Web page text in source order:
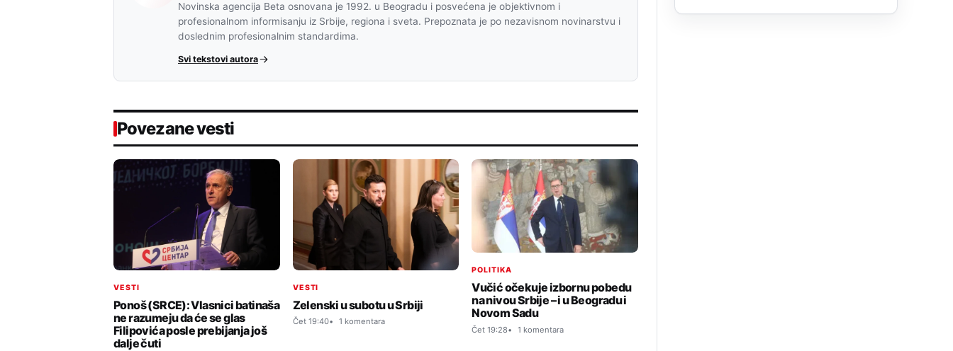
Novinska agencija Beta osnovana je 1992. u Beogradu i posvećena je objektivnom i
profesionalnom informisanju iz Srbije, regiona i sveta. Prepoznata je po nezavisnom novinarstvu i
doslednim profesionalnim standardima.
Svi tekstovi autora
Povezane vesti
VESTI
Ponoš (SRCE): Vlasnici batinaša
ne razumeju da će se glas
Filipovića posle prebijanja još
dalje čuti
VESTI
Zelenski u subotu u Srbiji
Čet 19:40 1 komentara
POLITIKA
Vučić očekuje izbornu pobedu
na nivou Srbije – i u Beogradu i
Novom Sadu
Čet 19:28 1 komentara